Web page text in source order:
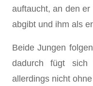
auftaucht, an den
abgibt und ihm als
Beide Jungen
dadurch fügt sich
allerdings nicht